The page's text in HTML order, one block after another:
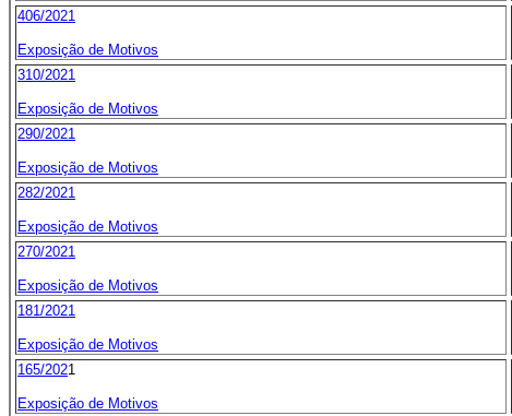
406/2021
Exposição de Motivos
310/2021
Exposição de Motivos
290/2021
Exposição de Motivos
282/2021
Exposição de Motivos
270/2021
Exposição de Motivos
181/2021
Exposição de Motivos
165/2021
Exposição de Motivos